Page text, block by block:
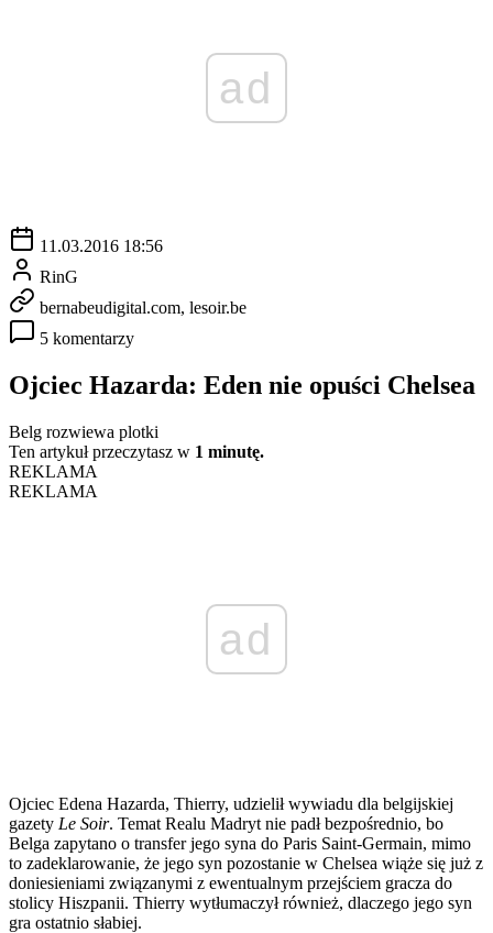
ad
11.03.2016 18:56
RinG
bernabeudigital.com, lesoir.be
5 komentarzy
Ojciec Hazarda: Eden nie opuści Chelsea
Belg rozwiewa plotki
Ten artykuł przeczytasz w 1 minutę.
REKLAMA
REKLAMA
ad
Ojciec Edena Hazarda, Thierry, udzielił wywiadu dla belgijskiej
gazety Le Soir. Temat Realu Madryt nie padł bezpośrednio, bo
Belga zapytano o transfer jego syna do Paris Saint-Germain, mimo
to zadeklarowanie, że jego syn pozostanie w Chelsea wiąże się już z
doniesieniami związanymi z ewentualnym przejściem gracza do
stolicy Hiszpanii. Thierry wytłumaczył również, dlaczego jego syn
gra ostatnio słabiej.